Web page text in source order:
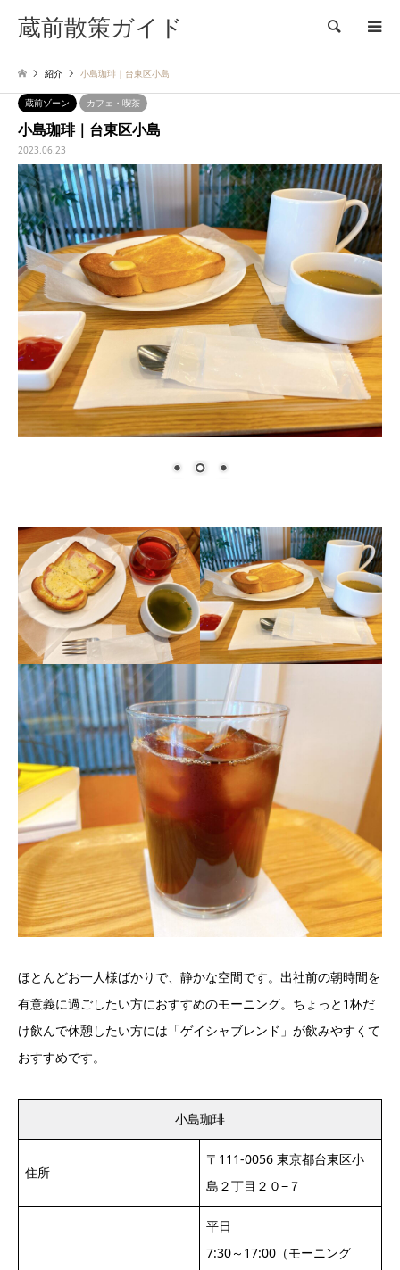
蔵前散策ガイド 検索
紹介 小島珈琲｜台東区小島
蔵前ゾーン カフェ・喫茶
小島珈琲｜台東区小島
2023.06.23
ほとんどお一人様ばかりで、静かな空間です。出社前の朝時間を
有意義に過ごしたい方におすすめのモーニング。ちょっと1杯だ
け飲んで休憩したい方には「ゲイシャブレンド」が飲みやすくて
おすすめです。
小島珈琲
住所
〒111-0056 東京都台東区小
島２丁目２０−７
平日
7:30～17:00（モーニング